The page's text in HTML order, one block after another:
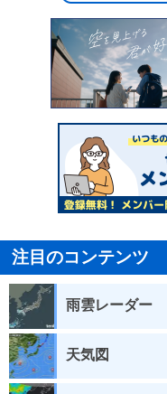
注目のコンテンツ
雨雲レーダー
天気図